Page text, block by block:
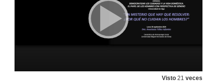
Visto 21 veces